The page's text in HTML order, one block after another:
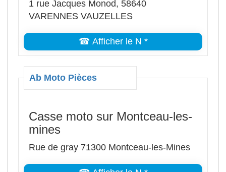
1 rue Jacques Monod, 58640
VARENNES VAUZELLES
☎ Afficher le N *
Ab Moto Pièces
Casse moto sur Montceau-les-
mines
Rue de gray 71300 Montceau-les-Mines